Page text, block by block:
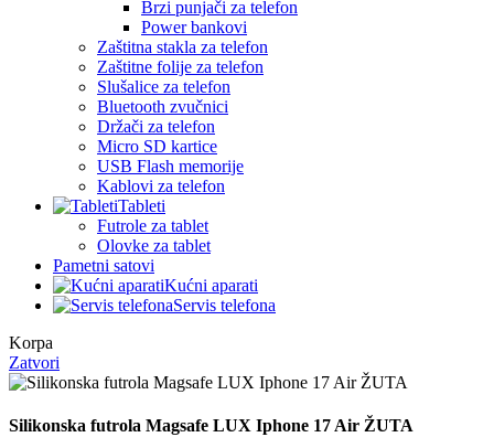
Brzi punjači za telefon
Power bankovi
Zaštitna stakla za telefon
Zaštitne folije za telefon
Slušalice za telefon
Bluetooth zvučnici
Držači za telefon
Micro SD kartice
USB Flash memorije
Kablovi za telefon
Tableti
Futrole za tablet
Olovke za tablet
Pametni satovi
Kućni aparati
Servis telefona
Korpa
Zatvori
Silikonska futrola Magsafe LUX Iphone 17 Air ŽUTA